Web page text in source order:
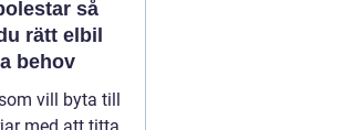
så
rätt elbil
behov
vill byta till